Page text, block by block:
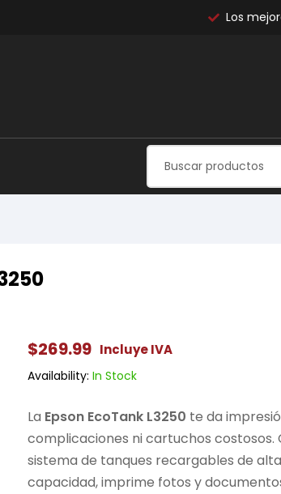
Los
$269.99 Incluye IVA
Availability: In Stock
La Epson EcoTank L3250 te da
complicaciones ni cartuchos costosos.
sistema de tanques recargables de alta
capacidad, imprime fotos y